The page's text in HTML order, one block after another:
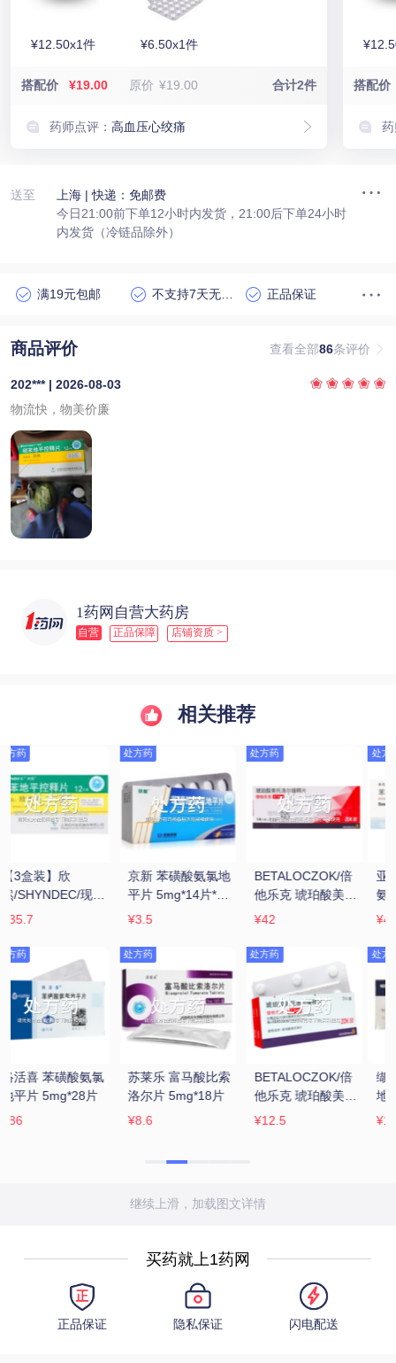
¥12.50x1件 ¥6.50x1件
搭配价 ¥19.00 原价 ¥19.00 合计2件
药师点评：高血压心绞痛
搭配价
送至 上海 | 快递：免邮费
今日21:00前下单12小时内发货，21:00后下单24小时
内发货（冷链品除外）
满19元包邮 正品保证
商品评价 查看全部86条评价
202*** | 2026-08-03
物流快，物美价廉
1药网自营大药房
自营 正品保障 店铺资质 >
相关推荐
处方药
亚尼安/药友 苯磺酸
氨氯地平片
5mg*14片*2板
¥4.7
处方药
京新 苯磺酸氨氯地
平片 5mg*14片*2
板
¥3
处方药
欣然/SHYNDEC/现
代 硝苯地平控释片
30mg*6片*2板
¥10.9
处方药
缬氨悦 缬沙坦氨氯
地平片(Ⅰ)
80mg/5mg*28片
¥13.53
处方药
康忻 富马酸比索洛
尔片 5mg*10片
¥27.07
同仁堂 六味地黄丸
360粒/瓶(水蜜丸)
¥13.5
继续上滑，加载图文详情
买药就上1药网
正品保证 隐私保证 闪电配送